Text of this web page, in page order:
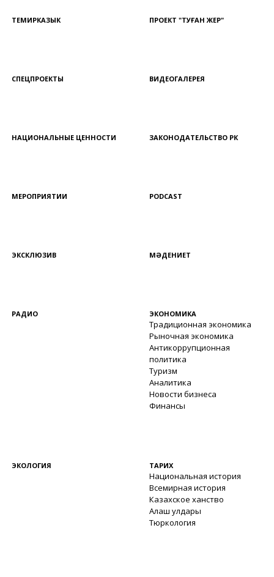
ТЕМИРКАЗЫК ПРОЕКТ "ТУҒАН ЖЕР"
СПЕЦПРОЕКТЫ ВИДЕОГАЛЕРЕЯ
НАЦИОНАЛЬНЫЕ ЦЕННОСТИ ЗАКОНОДАТЕЛЬСТВО РК
МЕРОПРИЯТИИ PODCAST
ЭКСКЛЮЗИВ МӘДЕНИЕТ
РАДИО ЭКОНОМИКА
Традиционная экономика
Рыночная экономика
Антикоррупционная
политика
Туризм
Аналитика
Новости бизнеса
Финансы
ЭКОЛОГИЯ ТАРИХ
Национальная история
Всемирная история
Казахское ханство
Алаш улдары
Тюркология